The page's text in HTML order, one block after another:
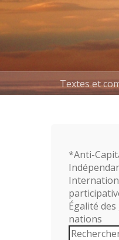
Textes et
*Anti-
Égalité
nations